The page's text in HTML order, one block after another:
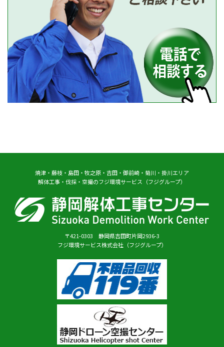
焼津・藤枝・島田・牧之原・吉田・御前崎・菊川・掛川エリア
解体工事・伐採・空撮のフジ環境サービス（フジグループ）
〒421-0303 静岡県吉田町片岡2936-3
フジ環境サービス株式会社（フジグループ）